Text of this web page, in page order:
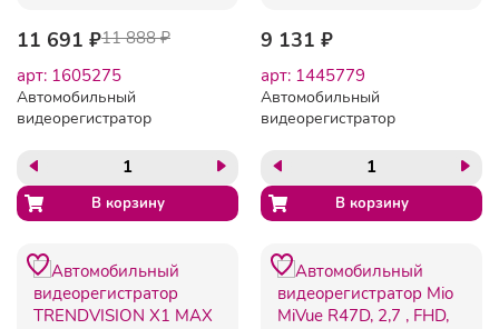
11 691 ₽11 888 ₽
арт: 1605275
Автомобильный
видеорегистратор
GPS(TVPPG)
9 131 ₽
арт: 1445779
Автомобильный
видеорегистратор
камеры)